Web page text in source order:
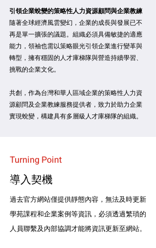
引領企業蛻變的策略性人力資源顧問與企業教練
隨著全球經濟風雲變幻，企業的成長與發展已不
再是單一擴張的議題。組織必須具備敏捷的適應
能力，領袖也需以策略眼光引領企業進行變革與
轉型，擁有穩固的人才庫梯隊與營造持續學習、
挑戰的企業文化。
共創，作為台灣和華人區域企業的策略性人力資
源顧問及企業教練服務提供者，致力於助力企業
實現蛻變，構建具有多層級人才庫梯隊的組織。
Turning Point
​導入契機
過去官方網站僅提供靜態內容，無法及時更新
學苑課程和企業案例等資訊，必須透過繁瑣的
人員聯繫及內部協調才能將資訊更新至網站。